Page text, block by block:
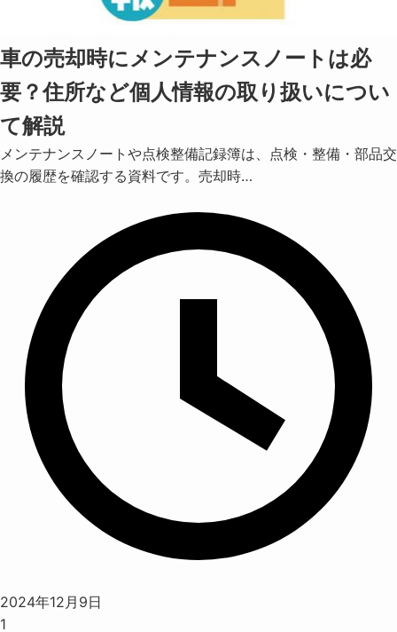
車の売却時にメンテナンスノートは必
要？住所など個人情報の取り扱いについ
て解説
メンテナンスノートや点検整備記録簿は、点検・整備・部品交
換の履歴を確認する資料です。売却時…
2024年12月9日
1